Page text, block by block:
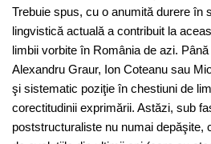
Trebuie spus, cu o anumită durere în
lingvistică actuală a contribuit la
limbii vorbite în România de azi.
Alexandru Graur, Ion Coteanu sau
şi sistematic poziţie în chestiuni de
corectitudinii exprimării. Astăzi, sub
poststructuraliste nu numai depăşite,